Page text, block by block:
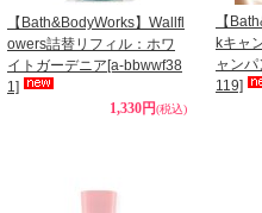
【Bath&BodyWorks】Wallfl
owers詰替リフィル：ホワ
イトガーデニア [a-bbwwf38
1]
1,330円(税込)
【
kキャ
ャンパ
119]